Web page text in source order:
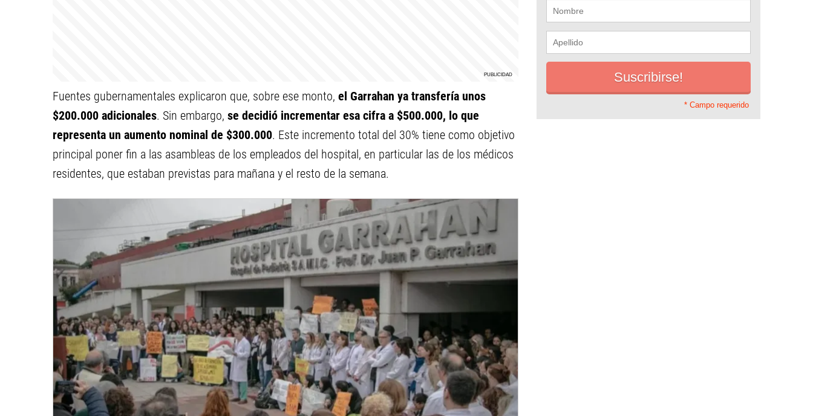
Fuentes gubernamentales explicaron que, sobre ese monto, el Garrahan ya transfería unos
$200.000 adicionales. Sin embargo, se decidió incrementar esa cifra a $500.000, lo que
representa un aumento nominal de $300.000. Este incremento total del 30% tiene como objetivo
principal poner fin a las asambleas de los empleados del hospital, en particular las de los médicos
residentes, que estaban previstas para mañana y el resto de la semana.
* Campo requerido